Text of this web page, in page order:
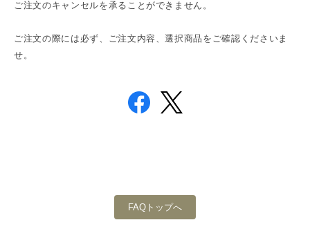
ご注文のキャンセルを承ることができません。
ご注文の際には必ず、ご注文内容、選択商品をご確認くださいま
せ。
FAQトップへ